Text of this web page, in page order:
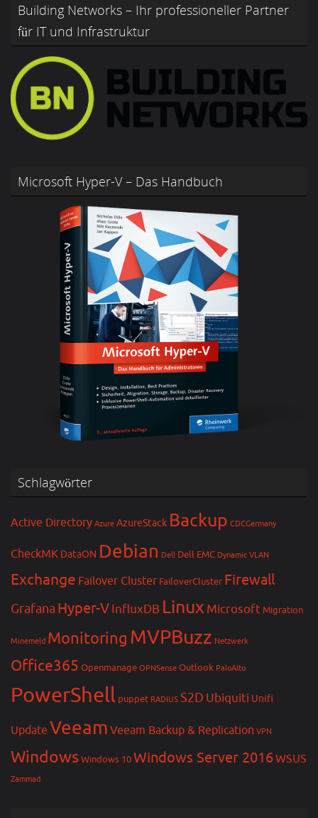
Building Networks – Ihr professioneller Partner
für IT und Infrastruktur
Microsoft Hyper-V – Das Handbuch
Schlagwörter
Active Directory Azure AzureStack Backup CDCGermany
CheckMK DataON Debian Dell Dell EMC Dynamic VLAN
Exchange Failover Cluster FailoverCluster Firewall
Grafana Hyper-VInfluxDB Linux Microsoft Migration
Minemeld Monitoring MVPBuzz Netzwerk
Office365 Openmanage OPNSense Outlook PaloAlto
PowerShell puppet RADIUS S2D Ubiquiti Unifi
Update Veeam Veeam Backup & Replication VPN
WindowsWindows 10Windows Server 2016WSUS
Zammad